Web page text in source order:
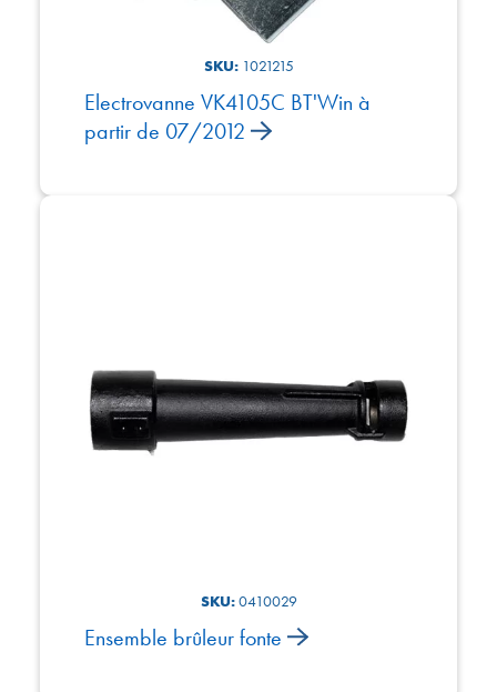
SKU:1021215
Electrovanne VK4105C BT'Win à
partir de 07/2012
SKU:0410029
Ensemble brûleur fonte